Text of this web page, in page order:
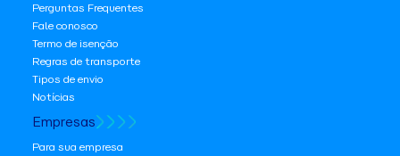
Perguntas Frequentes
Fale conosco
Termo de isenção
Regras de transporte
Tipos de envio
Notícias
Empresas
Para sua empresa